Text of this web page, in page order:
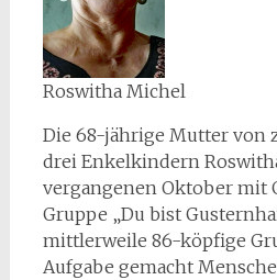
Roswitha Michel
Die 68-jährige Mutter von
drei Enkelkindern
vergangenen Oktober mit
Gruppe „Du bist
mittlerweile 86-köpfige
Aufgabe gemacht